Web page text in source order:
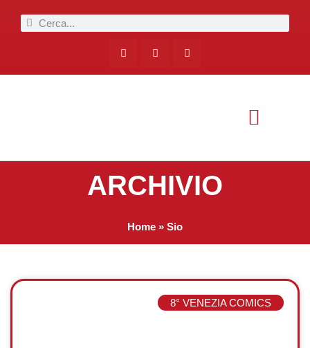
ARCHIVIO
Home » Sio
8° VENEZIA COMICS